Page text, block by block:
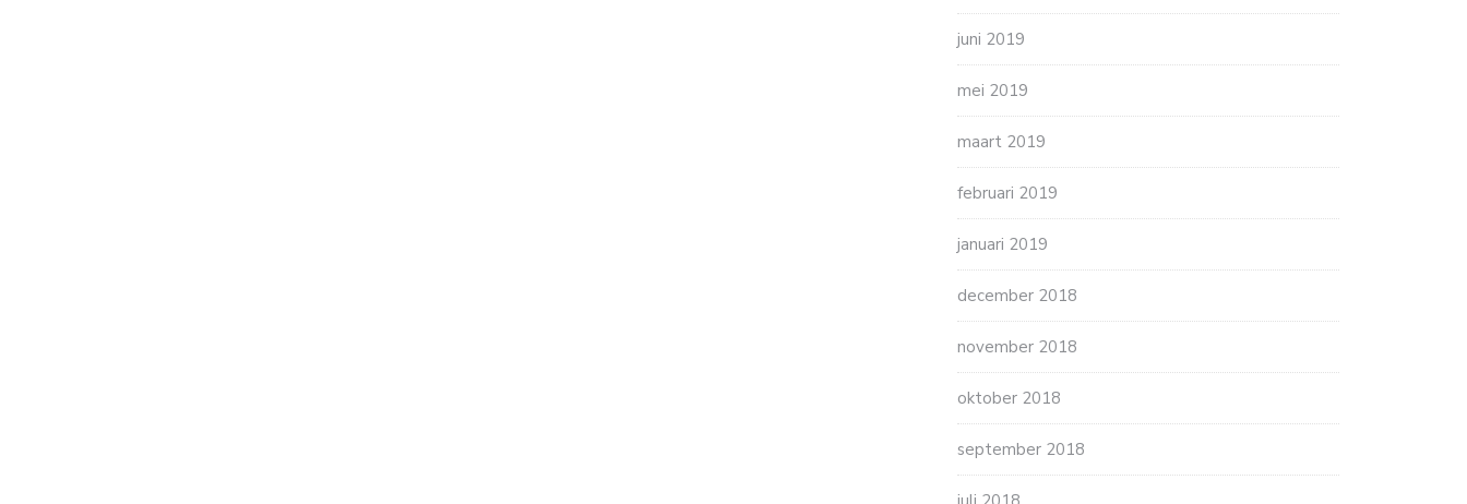
juni 2019
mei 2019
maart 2019
februari 2019
januari 2019
december 2018
november 2018
oktober 2018
september 2018